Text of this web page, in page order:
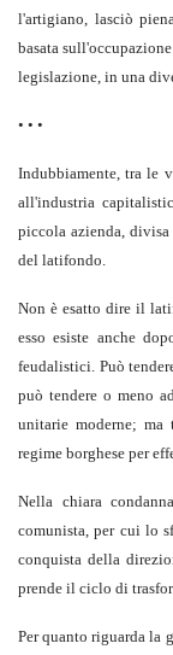
l'artigiano, lasciò
basata
legislazione, in una
• • •
Indubbiamente, tra le
all'industria
piccola azienda,
del latifondo.
Non è esatto dire il
esso esiste anche
feudalistici. Può
può tendere o meno
unitarie moderne;
regime borghese per
Nella chiara
comunista, per cui lo
conquista della
prende il ciclo di
Per quanto riguarda la